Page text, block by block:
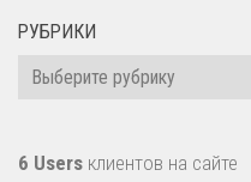
РУБРИКИ
Рубрики
6 Users клиентов на сайте